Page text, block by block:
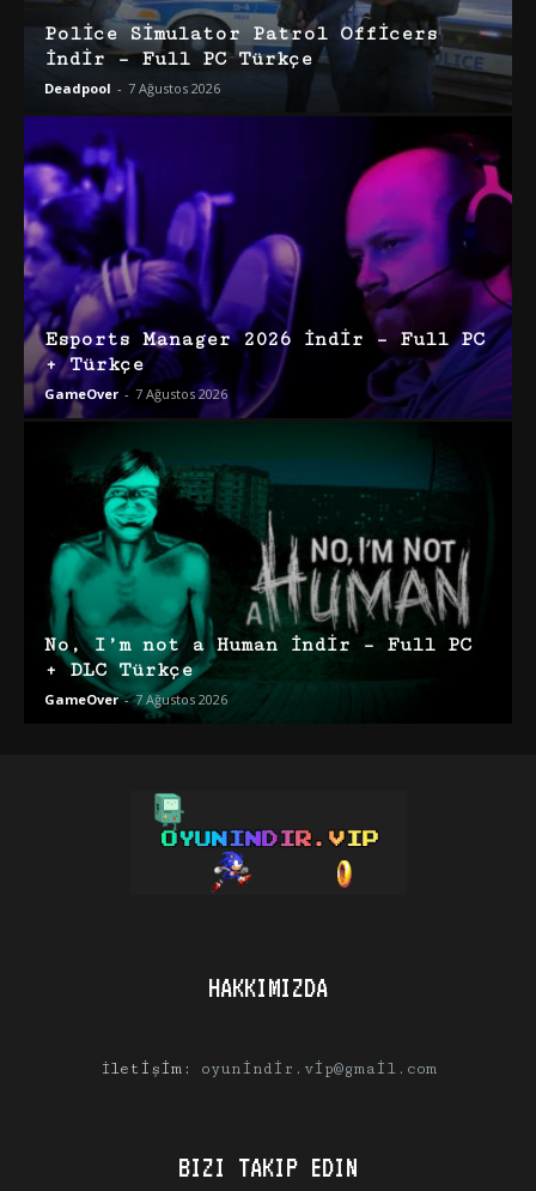
Police Simulator Patrol Officers
İndir – Full PC Türkçe
Deadpool - 7 Ağustos 2026
Esports Manager 2026 İndir – Full PC
+ Türkçe
GameOver - 7 Ağustos 2026
No, I’m not a Human İndir – Full PC
+ DLC Türkçe
GameOver - 7 Ağustos 2026
HAKKIMIZDA
İletişim: oyunindir.vip@gmail.com
BIZI TAKIP EDIN